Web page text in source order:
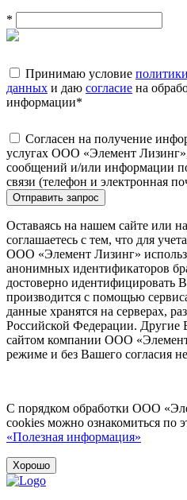
*
Принимаю условие
данных и даю согласие на
информации*
Согласен на получение
услугах ООО «Элемент
сообщений и/или информации
связи (телефон и электронная
Отправить запрос
Оставаясь на нашем сайте или
соглашаетесь с тем, что для
ООО «Элемент Лизинг»
анонимных идентификаторов
достоверно идентифицировать
производится с помощью
данные хранятся на серверах,
Российской Федерации.
сайтом компании ООО
режиме и без Вашего согласия
С порядком обработки ООО
cookies можно ознакомиться по
«Полезная информация»
Хорошо